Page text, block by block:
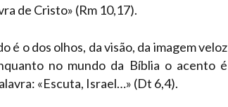
de Cristo» (Rm 10,17).
é o dos olhos, da visão, da imagem veloz
no mundo da Bíblia o acento é
«Escuta, Israel…» (Dt 6,4).